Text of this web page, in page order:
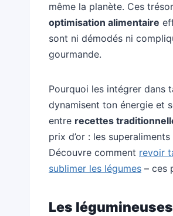
même la planète. Ces
optimisation alimentaire
sont ni démodés ni
gourmande.
Pourquoi les intégrer dans
dynamisent ton énergie et
entre recettes
prix d’or : les
Découvre comment revoir
sublimer les légumes – ces
Les